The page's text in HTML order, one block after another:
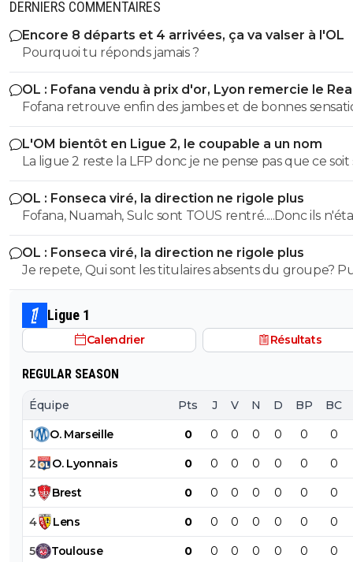
DERNIERS COMMENTAIRES
Encore 8 départs et 4 arrivées, ça va valser à l'OL
Pourquoi tu réponds jamais ?
OL : Fofana vendu à prix d'or, Lyon remercie le
Fofana retrouve enfin des jambes et de bonnes
Dans deux mois, il vaudra à nouveau les 40 millions
blessure. Et on a besoin de lui pour casser des lignes.
jeunes recrues sont encore trop vertes. Autant je
qu'on peut vendre Sulc car on a plusieurs joueurs qui
peuvent le remplacer, et qu'il a peut-être
saison dernière, autant je pense qu'on ne doit pas
partir Fofana.
L'OM bientôt en Ligue 2, le coupable a un nom
La ligue 2 reste la LFP donc je ne pense pas que ce soit
terrible pour eux qu'un coup de projecteur soit fait
Ligue 2... je dirais même "au contraire". Et quoi qu'il
l'argent généré arrive dans la même poche.
OL : Fonseca viré, la direction ne rigole plus
Fofana, Nuamah, Sulc sont TOUS rentré.....Donc ils
pas absent
OL : Fonseca viré, la direction ne rigole plus
Je repete, Qui sont les titulaires absents du groupe?
c'est le propos de Sweet.... Vas y , donne moi les
absents.... Soit disant voius aviez la ligne d'attaque
moins... c'est FAUX
Ligue 1
Calendrier Résultats
REGULAR SEASON
Équipe Pts J V N D BP BC
1 O. Marseille 0 0 0 0 0 0 0
2 O. Lyonnais 0 0 0 0 0 0 0
3 Brest 0 0 0 0 0 0 0
4 Lens 0 0 0 0 0 0 0
5 Toulouse 0 0 0 0 0 0 0